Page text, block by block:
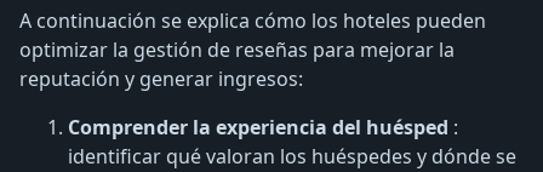
A continuación se explica cómo los hoteles pueden
optimizar la gestión de reseñas para mejorar la
reputación y generar ingresos:
Comprender la experiencia del huésped :
identificar qué valoran los huéspedes y dónde se